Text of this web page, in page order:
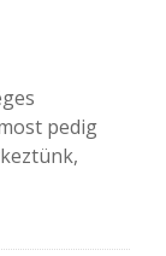
pedig